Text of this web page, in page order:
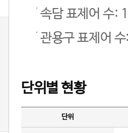
속담 표제어 수:
관용구 표제어
단위별 현황
단위